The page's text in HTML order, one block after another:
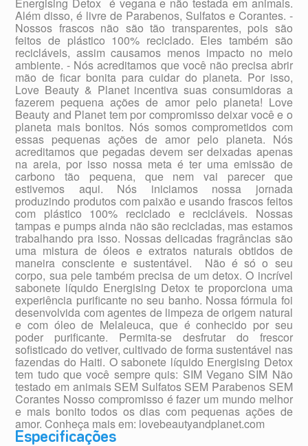
Energising Detox é vegana e não testada em animais.
Além disso, é livre de Parabenos, Sulfatos e Corantes. -
Nossos frascos não são tão transparentes, pois são
feitos de plástico 100% reciclado. Eles também são
recicláveis, assim causamos menos impacto no meio
ambiente. - Nós acreditamos que você não precisa abrir
mão de ficar bonita para cuidar do planeta. Por isso,
Love Beauty & Planet incentiva suas consumidoras a
fazerem pequena ações de amor pelo planeta! Love
Beauty and Planet tem por compromisso deixar você e o
planeta mais bonitos. Nós somos comprometidos com
essas pequenas ações de amor pelo planeta. Nós
acreditamos que pegadas devem ser deixadas apenas
na areia, por isso nossa meta é ter uma emissão de
carbono tão pequena, que nem vai parecer que
estivemos aqui. Nós iniciamos nossa jornada
produzindo produtos com paixão e usando frascos feitos
com plástico 100% reciclado e recicláveis. Nossas
tampas e pumps ainda não são recicladas, mas estamos
trabalhando pra isso. Nossas delicadas fragrâncias são
uma mistura de óleos e extratos naturais obtidos de
maneira consciente e sustentável. Não é só o seu
corpo, sua pele também precisa de um detox. O incrível
sabonete líquido Energising Detox te proporciona uma
experiência purificante no seu banho. Nossa fórmula foi
desenvolvida com agentes de limpeza de origem natural
e com óleo de Melaleuca, que é conhecido por seu
poder purificante. Permita-se desfrutar do frescor
sofisticado do vetiver, cultivado de forma sustentável nas
fazendas do Haiti. O sabonete líquido Energising Detox
tem tudo que você sempre quis: SIM Vegano SIM Não
testado em animais SEM Sulfatos SEM Parabenos SEM
Corantes Nosso compromisso é fazer um mundo melhor
e mais bonito todos os dias com pequenas ações de
amor. Conheça mais em: lovebeautyandplanet.com
Especificações